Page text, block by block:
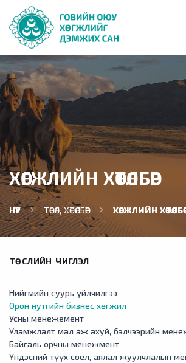
ХӨГЖЛИЙН ХӨТӨЛБӨР
НҮҮР ТӨСӨЛ, ХӨТӨЛБӨР ХӨГЖЛИЙН
ТӨСЛИЙН ЧИГЛЭЛ
Нийгмийн суурь үйлчилгээ
Орон нутгийн бизнес хөгжил
Усны менежемент
Уламжлалт мал аж ахуй, бэлчээрийн
Байгаль орчны менежмент
Үндэсний түүх соёл, аялал жуулчлалын